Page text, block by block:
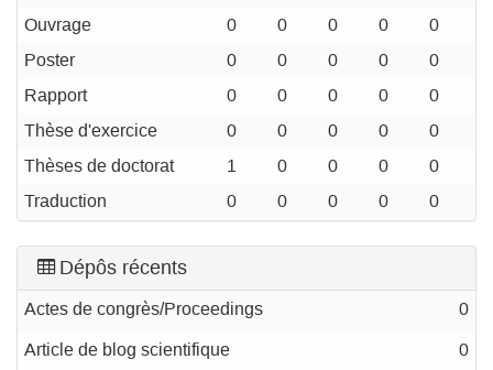
Ouvrage 0 0 0 0
0
Poster
0 0 0 0
0
Rapport
0 0 0 0
0
Thèse d'exercice
0 0 0 0
0
Thèses de doctorat
1 0 0 0
0
Traduction
0 0 0 0 0
Dépôs récents
Actes de congrès/Proceedings 0
Article de blog scientifique 0